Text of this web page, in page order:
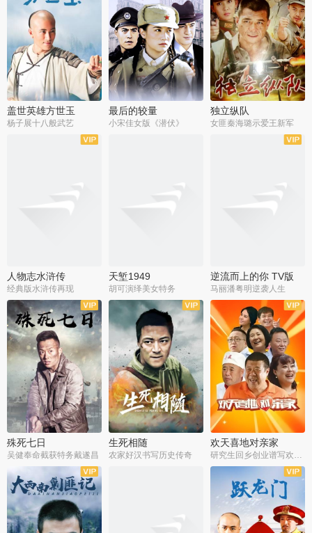
盖世英雄方世玉
杨子展十八般武艺
最后的较量
小宋佳女版《潜伏》
独立纵队
女匪秦海璐示爱王新军
人物志水浒传
经典版水浒传再现
天堑1949
胡可演绎美女特务
逆流而上的你 TV版
马丽潘粤明逆袭人生
全34集
殊死七日
吴健奉命截获特务戴遂昌
全21集
生死相随
农家好汉书写历史传奇
全35集
欢天喜地对亲家
全30集